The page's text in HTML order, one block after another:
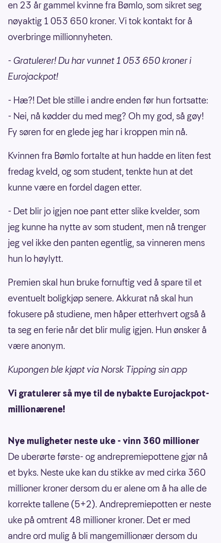
en 23 år gammel kvinne fra Bømlo, som sikret seg
nøyaktig 1 053 650 kroner. Vi tok kontakt for å
overbringe millionnyheten.
- Gratulerer! Du har vunnet 1 053 650 kroner i
Eurojackpot!
- Hæ?! Det ble stille i andre enden før hun fortsatte:
- Nei, nå kødder du med meg? Oh my god, så gøy!
Fy søren for en glede jeg har i kroppen min nå.
Kvinnen fra Bømlo fortalte at hun hadde en liten fest
fredag kveld, og som student, tenkte hun at det
kunne være en fordel dagen etter.
- Det blir jo igjen noe pant etter slike kvelder, som
jeg kunne ha nytte av som student, men nå trenger
jeg vel ikke den panten egentlig, sa vinneren mens
hun lo høylytt.
Premien skal hun bruke fornuftig ved å spare til et
eventuelt boligkjøp senere. Akkurat nå skal hun
fokusere på studiene, men håper etterhvert også å
ta seg en ferie når det blir mulig igjen. Hun ønsker å
være anonym.
Kupongen ble kjøpt via Norsk Tipping sin app
Vi gratulerer så mye til de nybakte Eurojackpot-
millionærene!
Nye muligheter neste uke - vinn 360 millioner
De uberørte første- og andrepremiepottene gjør nå
et byks. Neste uke kan du stikke av med cirka 360
millioner kroner dersom du er alene om å ha alle de
korrekte tallene (5+2). Andrepremiepotten er neste
uke på omtrent 48 millioner kroner. Det er med
andre ord mulig å bli mangemillionær dersom du